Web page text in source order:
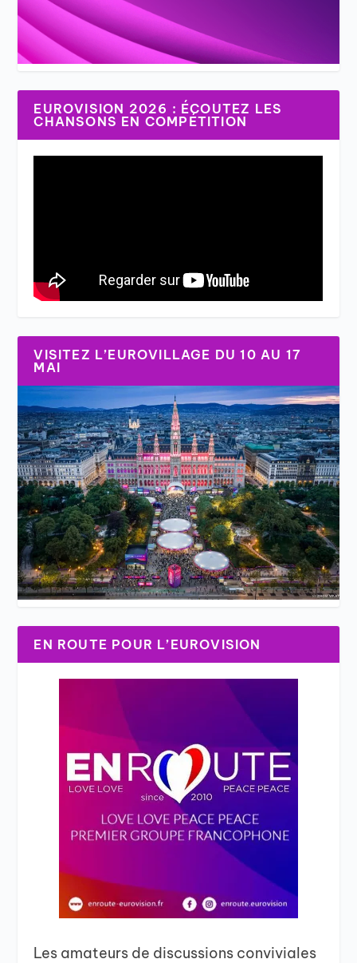
EUROVISION 2026 : ÉCOUTEZ LES
CHANSONS EN COMPÉTITION
VISITEZ L’EUROVILLAGE DU 10 AU 17
MAI
EN ROUTE POUR L’EUROVISION
Les amateurs de discussions conviviales